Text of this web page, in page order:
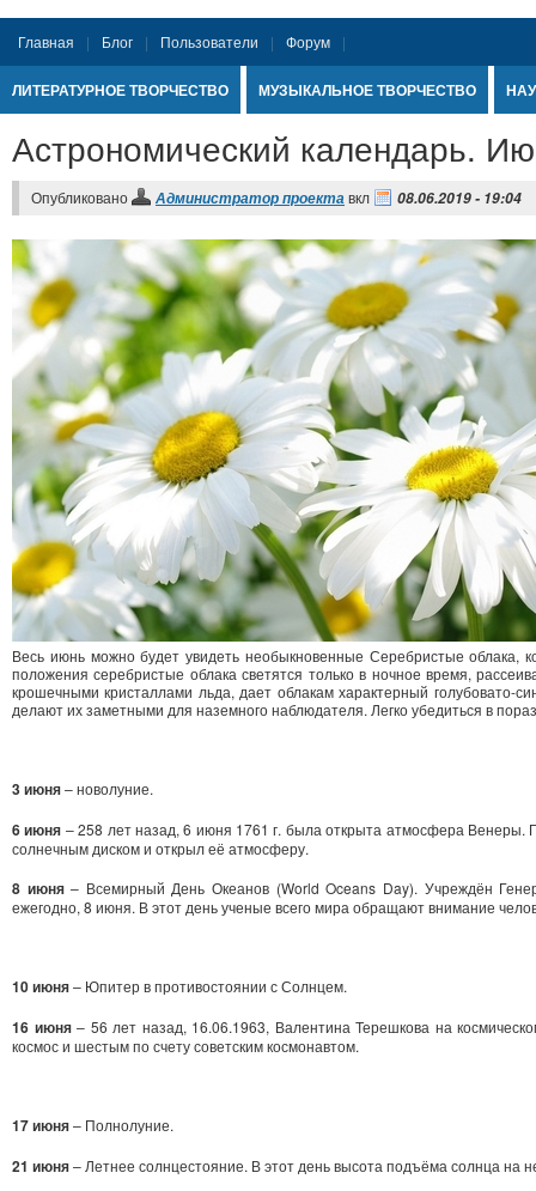
Главная Блог Пользователи Форум
ЛИТЕРАТУРНОЕ ТВОРЧЕСТВО МУЗЫКАЛЬНОЕ ТВОРЧЕСТВО
Астрономический календарь.
Опубликовано Администратор проектавкл 08.06.2019 - 19:04
Весь июнь можно будет увидеть необыкновенные Серебристые облака,
положения серебристые облака светятся только в ночное время,
крошечными кристаллами льда, дает облакам характерный голубовато-
делают их заметными для наземного наблюдателя. Легко убедиться в
3 июня– новолуние.
6 июня – 258 лет назад, 6 июня 1761 г. была открыта атмосфера
солнечным диском и открыл её атмосферу.
8 июня– Всемирный День Океанов (World Oceans Day). Учреждён
ежегодно, 8 июня. В этот день ученые всего мира обращают внимание
10 июня– Юпитер в противостоянии с Солнцем.
16 июня– 56 лет назад, 16.06.1963, Валентина Терешкова на
космос и шестым по счету советским космонавтом.
17 июня– Полнолуние.
21 июня– Летнее солнцестояние. В этот день высота подъёма солнца на